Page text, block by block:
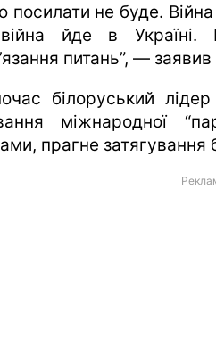
посилати не буде.
йде в Україні.
питань”, —
білоруський
міжнародної
прагне затягування